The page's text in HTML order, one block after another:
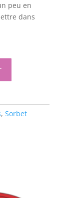
peu en
dans
, Sorbet